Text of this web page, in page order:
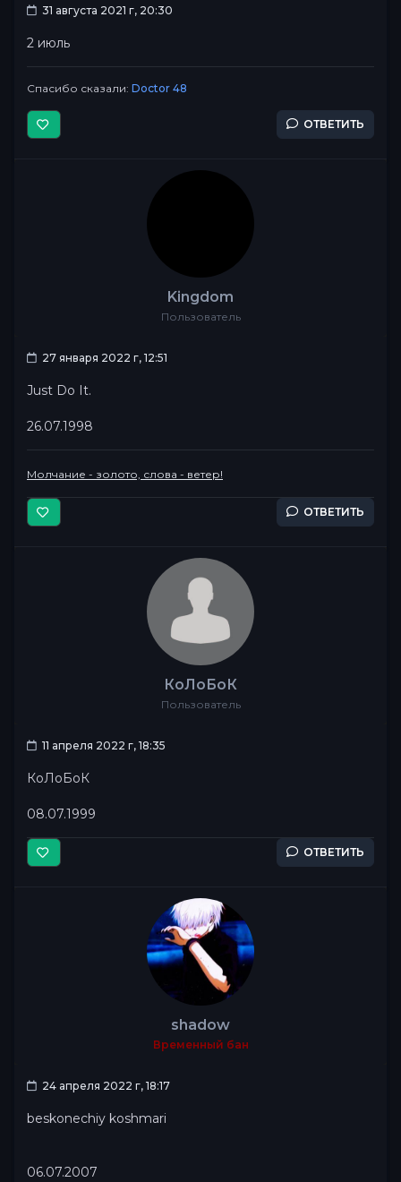
31 августа 2021 г, 20:30
2 июль
Спасибо сказали: Doctor 48
ОТВЕТИТЬ
Kingdom
Пользователь
27 января 2022 г, 12:51
Just Do It.
26.07.1998
Молчание - золото, слова - ветер!
ОТВЕТИТЬ
КоЛоБоК
Пользователь
11 апреля 2022 г, 18:35
КоЛоБоК
08.07.1999
ОТВЕТИТЬ
shadow
Временный бан
24 апреля 2022 г, 18:17
beskonechiy koshmari
06.07.2007